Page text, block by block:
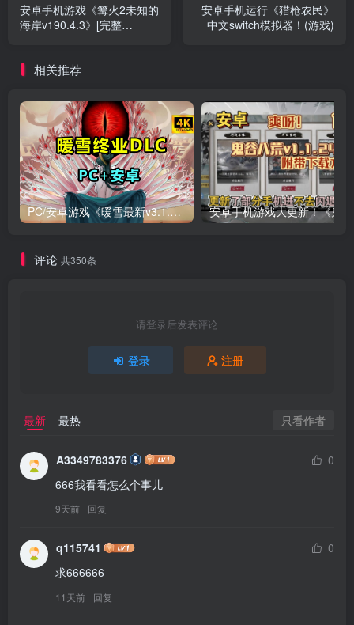
安卓手机游戏《篝火2未知的
海岸v190.4.3》[完整
安卓手机运行《猎枪农民》
中文switch模拟器！(游戏)
相关推荐
PC/安卓游戏《暖雪最新v3.1.0.1》终业DLC整合版！
评论 共350条
请登录后发表评论
登录 注册
最新 最热 只看作者
A3349783376
0
666我看看怎么个事儿
9天前 回复
q115741
0
求666666
11天前 回复